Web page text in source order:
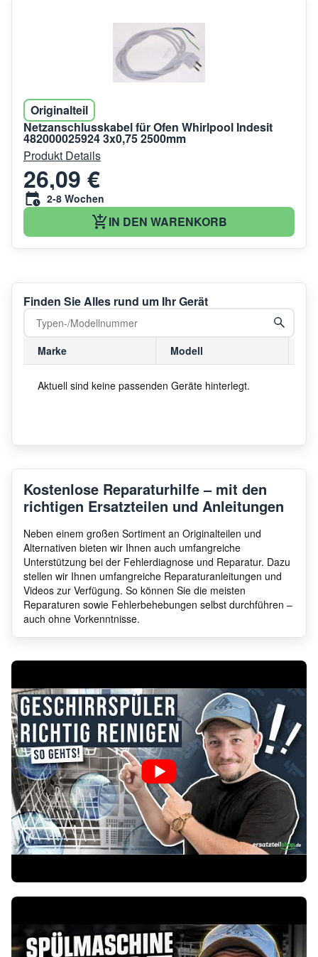
Originalteil
Netzanschlusskabel für Ofen Whirlpool Indesit
482000025924 3x0,75 2500mm
Produkt Details
26,09 €
2-8 Wochen
IN DEN WARENKORB
Finden Sie Alles rund um Ihr Gerät
Marke Modell
Aktuell sind keine passenden Geräte hinterlegt.
Kostenlose Reparaturhilfe – mit den
richtigen Ersatzteilen und Anleitungen
Neben einem großen Sortiment an Originalteilen und
Alternativen bieten wir Ihnen auch umfangreiche
Unterstützung bei der Fehlerdiagnose und Reparatur. Dazu
stellen wir Ihnen umfangreiche Reparaturanleitungen und
Videos zur Verfügung. So können Sie die meisten
Reparaturen sowie Fehlerbehebungen selbst durchführen –
auch ohne Vorkenntnisse.